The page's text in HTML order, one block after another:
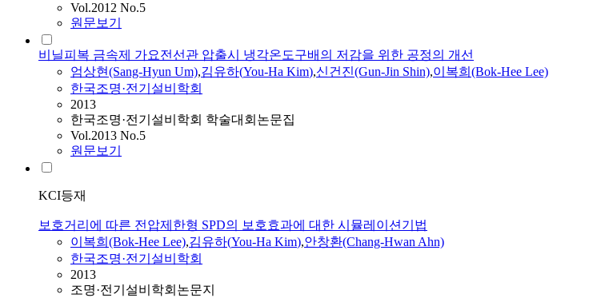
Vol.2012 No.5
원문보기
비닐피복 금속제 가요전선관 압출시 냉각온도구배의 저감을 위한 공정의 개선
엄상현(Sang-Hyun Um),김유하(You-Ha Kim),신건진(Gun-Jin Shin),이복희(Bok-Hee Lee)
한국조명·전기설비학회
2013
한국조명·전기설비학회 학술대회논문집
Vol.2013 No.5
원문보기
KCI등재
보호거리에 따른 전압제한형 SPD의 보호효과에 대한 시뮬레이션기법
이복희(Bok-Hee Lee),김유하(You-Ha Kim),안창환(Chang-Hwan Ahn)
한국조명·전기설비학회
2013
조명·전기설비학회논문지